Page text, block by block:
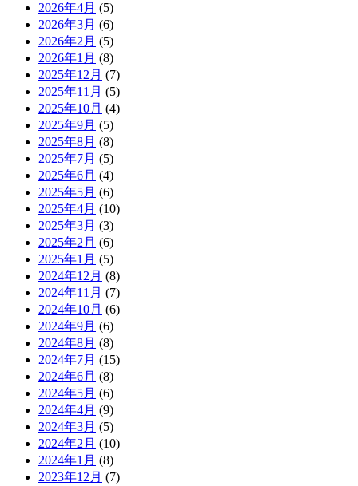
2026年4月 (5)
2026年3月 (6)
2026年2月 (5)
2026年1月 (8)
2025年12月 (7)
2025年11月 (5)
2025年10月 (4)
2025年9月 (5)
2025年8月 (8)
2025年7月 (5)
2025年6月 (4)
2025年5月 (6)
2025年4月 (10)
2025年3月 (3)
2025年2月 (6)
2025年1月 (5)
2024年12月 (8)
2024年11月 (7)
2024年10月 (6)
2024年9月 (6)
2024年8月 (8)
2024年7月 (15)
2024年6月 (8)
2024年5月 (6)
2024年4月 (9)
2024年3月 (5)
2024年2月 (10)
2024年1月 (8)
2023年12月 (7)